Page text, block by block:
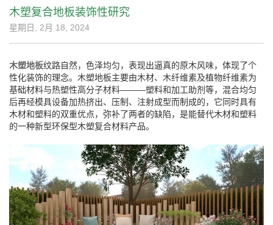
木塑复合地板装饰性研究
星期日, 2月 18, 2024
木塑地板纹路自然，色泽均匀，表现出逼真的原木风味，体现了个
性化装饰的理念。木塑地板主要由木材、木纤维素及植物纤维素为
基础材料与热塑性高分子材料———塑料和加工助剂等，混合均匀
后再经模具设备加热挤出、压制、注射成型而制成的，它同时具有
木材和塑料的双重优点，弥补了两者的缺陷，是能替代木材和塑料
的一种新型环保型木塑复合材料产品。